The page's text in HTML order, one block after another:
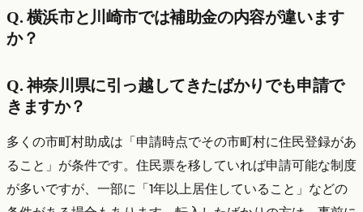
Q. 横浜市と川崎市では補助金の内容が違います
か？
Q. 神奈川県に引っ越してきたばかりでも申請で
きますか？
多くの市町村助成は「申請時点でその市町村に住民登録があ
ること」が条件です。住民票を移していれば申請可能な制度
が多いですが、一部に「1年以上居住していること」などの